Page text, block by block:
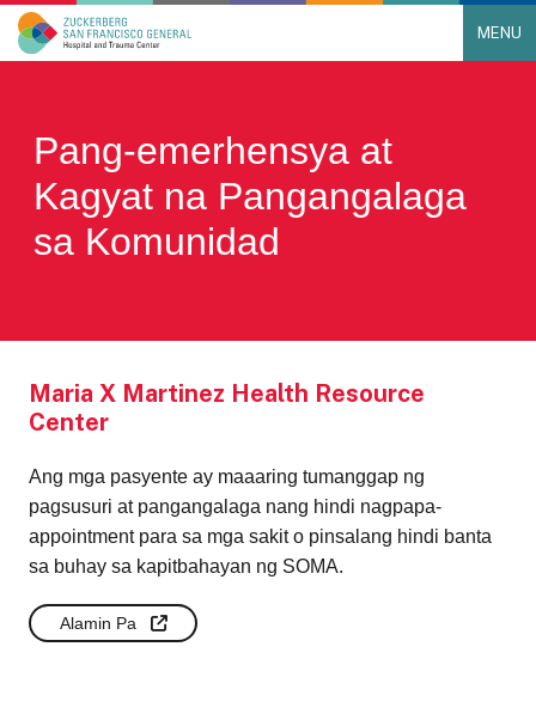
Main Navigation MENU
Pang-emerhensya at
Kagyat na Pangangalaga
sa Komunidad
Maria X Martinez Health Resource
Center
Ang mga pasyente ay maaaring tumanggap ng
pagsusuri at pangangalaga nang hindi nagpapa-
appointment para sa mga sakit o pinsalang hindi banta
sa buhay sa kapitbahayan ng SOMA.
Alamin Pa